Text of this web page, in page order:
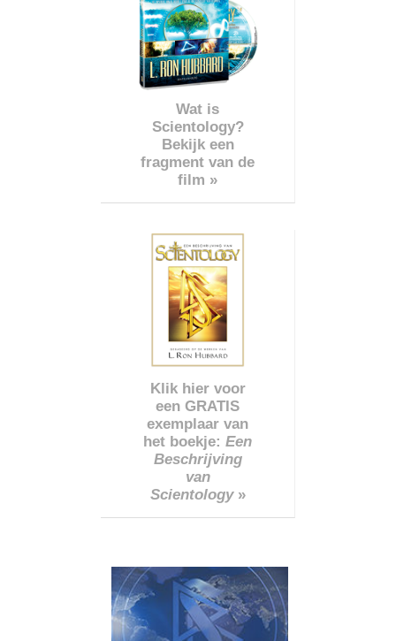
Wat is
Scientology?
Bekijk een
fragment van de
film »
Klik hier voor
een GRATIS
exemplaar van
het boekje: Een
Beschrijving
van
Scientology»